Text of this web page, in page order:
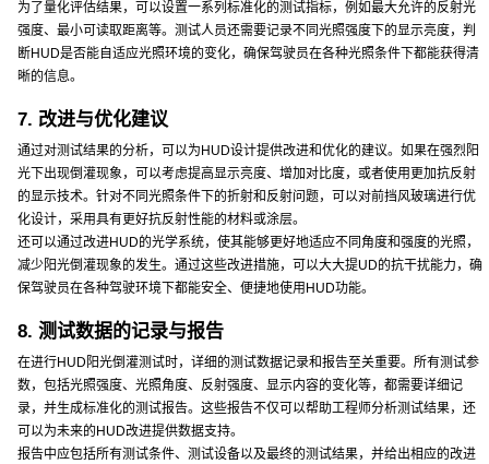
为了量化评估结果，可以设置一系列标准化的测试指标，例如最大允许的反射光
强度、最小可读取距离等。测试人员还需要记录不同光照强度下的显示亮度，判
断HUD是否能自适应光照环境的变化，确保驾驶员在各种光照条件下都能获得清
晰的信息。
7. 改进与优化建议
通过对测试结果的分析，可以为HUD设计提供改进和优化的建议。如果在强烈阳
光下出现倒灌现象，可以考虑提高显示亮度、增加对比度，或者使用更加抗反射
的显示技术。针对不同光照条件下的折射和反射问题，可以对前挡风玻璃进行优
化设计，采用具有更好抗反射性能的材料或涂层。
还可以通过改进HUD的光学系统，使其能够更好地适应不同角度和强度的光照，
减少阳光倒灌现象的发生。通过这些改进措施，可以大大提UD的抗干扰能力，确
保驾驶员在各种驾驶环境下都能安全、便捷地使用HUD功能。
8. 测试数据的记录与报告
在进行HUD阳光倒灌测试时，详细的测试数据记录和报告至关重要。所有测试参
数，包括光照强度、光照角度、反射强度、显示内容的变化等，都需要详细记
录，并生成标准化的测试报告。这些报告不仅可以帮助工程师分析测试结果，还
可以为未来的HUD改进提供数据支持。
报告中应包括所有测试条件、测试设备以及最终的测试结果，并给出相应的改进